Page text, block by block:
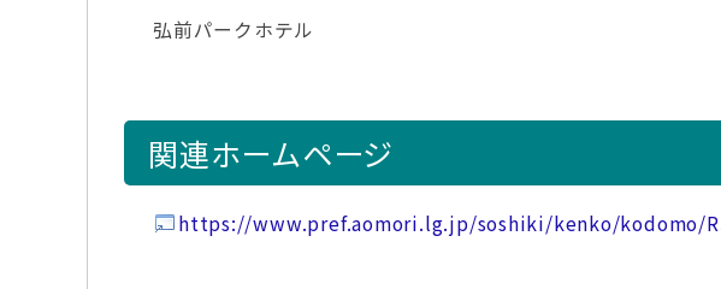
弘前パークホテル
関連ホームページ
https://www.pref.aomori.lg.jp/soshiki/kenko/kodomo/